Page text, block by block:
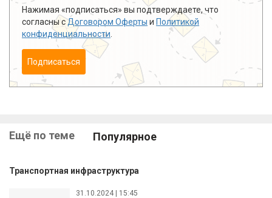
Нажимая «подписаться» вы подтверждаете, что
согласны сДоговором Оферты и Политикой
конфиденциальности
Подписаться
Ещё по теме Популярное
Транспортная инфраструктура
31.10.2024 | 15:45